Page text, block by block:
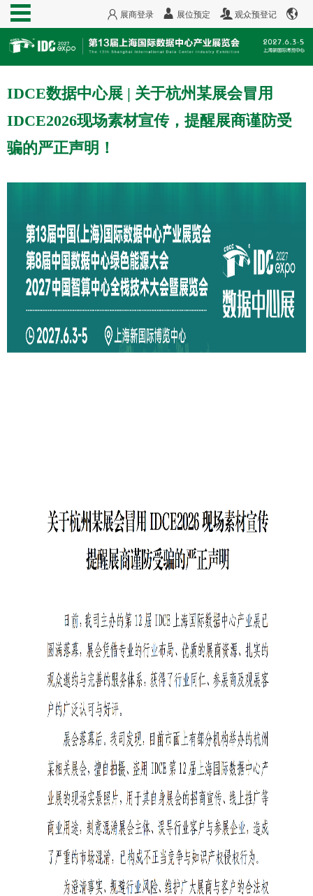
展商登录 展位预定 观众预登记
IDCE数据中心展 | 关于杭州某展会冒用
IDCE2026现场素材宣传，提醒展商谨防受
骗的严正声明！